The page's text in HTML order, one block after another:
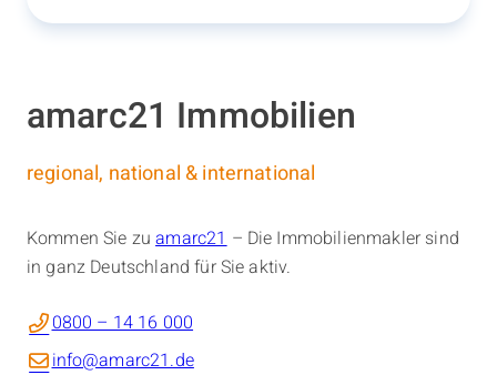
amarc21 Immobilien
regional, national & international
Kommen Sie zuamarc21– Die Immobilienmakler sind
in ganz Deutschland für Sie aktiv.
0800 – 14 16 000
info@amarc21.de